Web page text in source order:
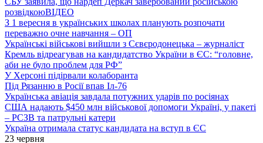
розвідкоюВІДЕО
З 1 вересня в українських школах планують розпочати
переважно очне навчання – ОП
Українські військові вийшли з Сєвєродонецька – журналіст
Кремль відреагував на кандидатство України в ЄС: “головне,
аби не було проблем для РФ”
У Херсоні підірвали колаборанта
Під Рязанню в Росії впав Іл-76
Українська авіація завдала потужних ударів по росіянах
США надають $450 млн військової допомоги Україні, у пакеті
– РСЗВ та патрульні катери
Україна отримала статус кандидата на вступ в ЄС
23 червня